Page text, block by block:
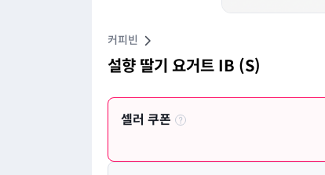
커피빈
설향 딸기 요거트 IB (S)
셀러 쿠폰